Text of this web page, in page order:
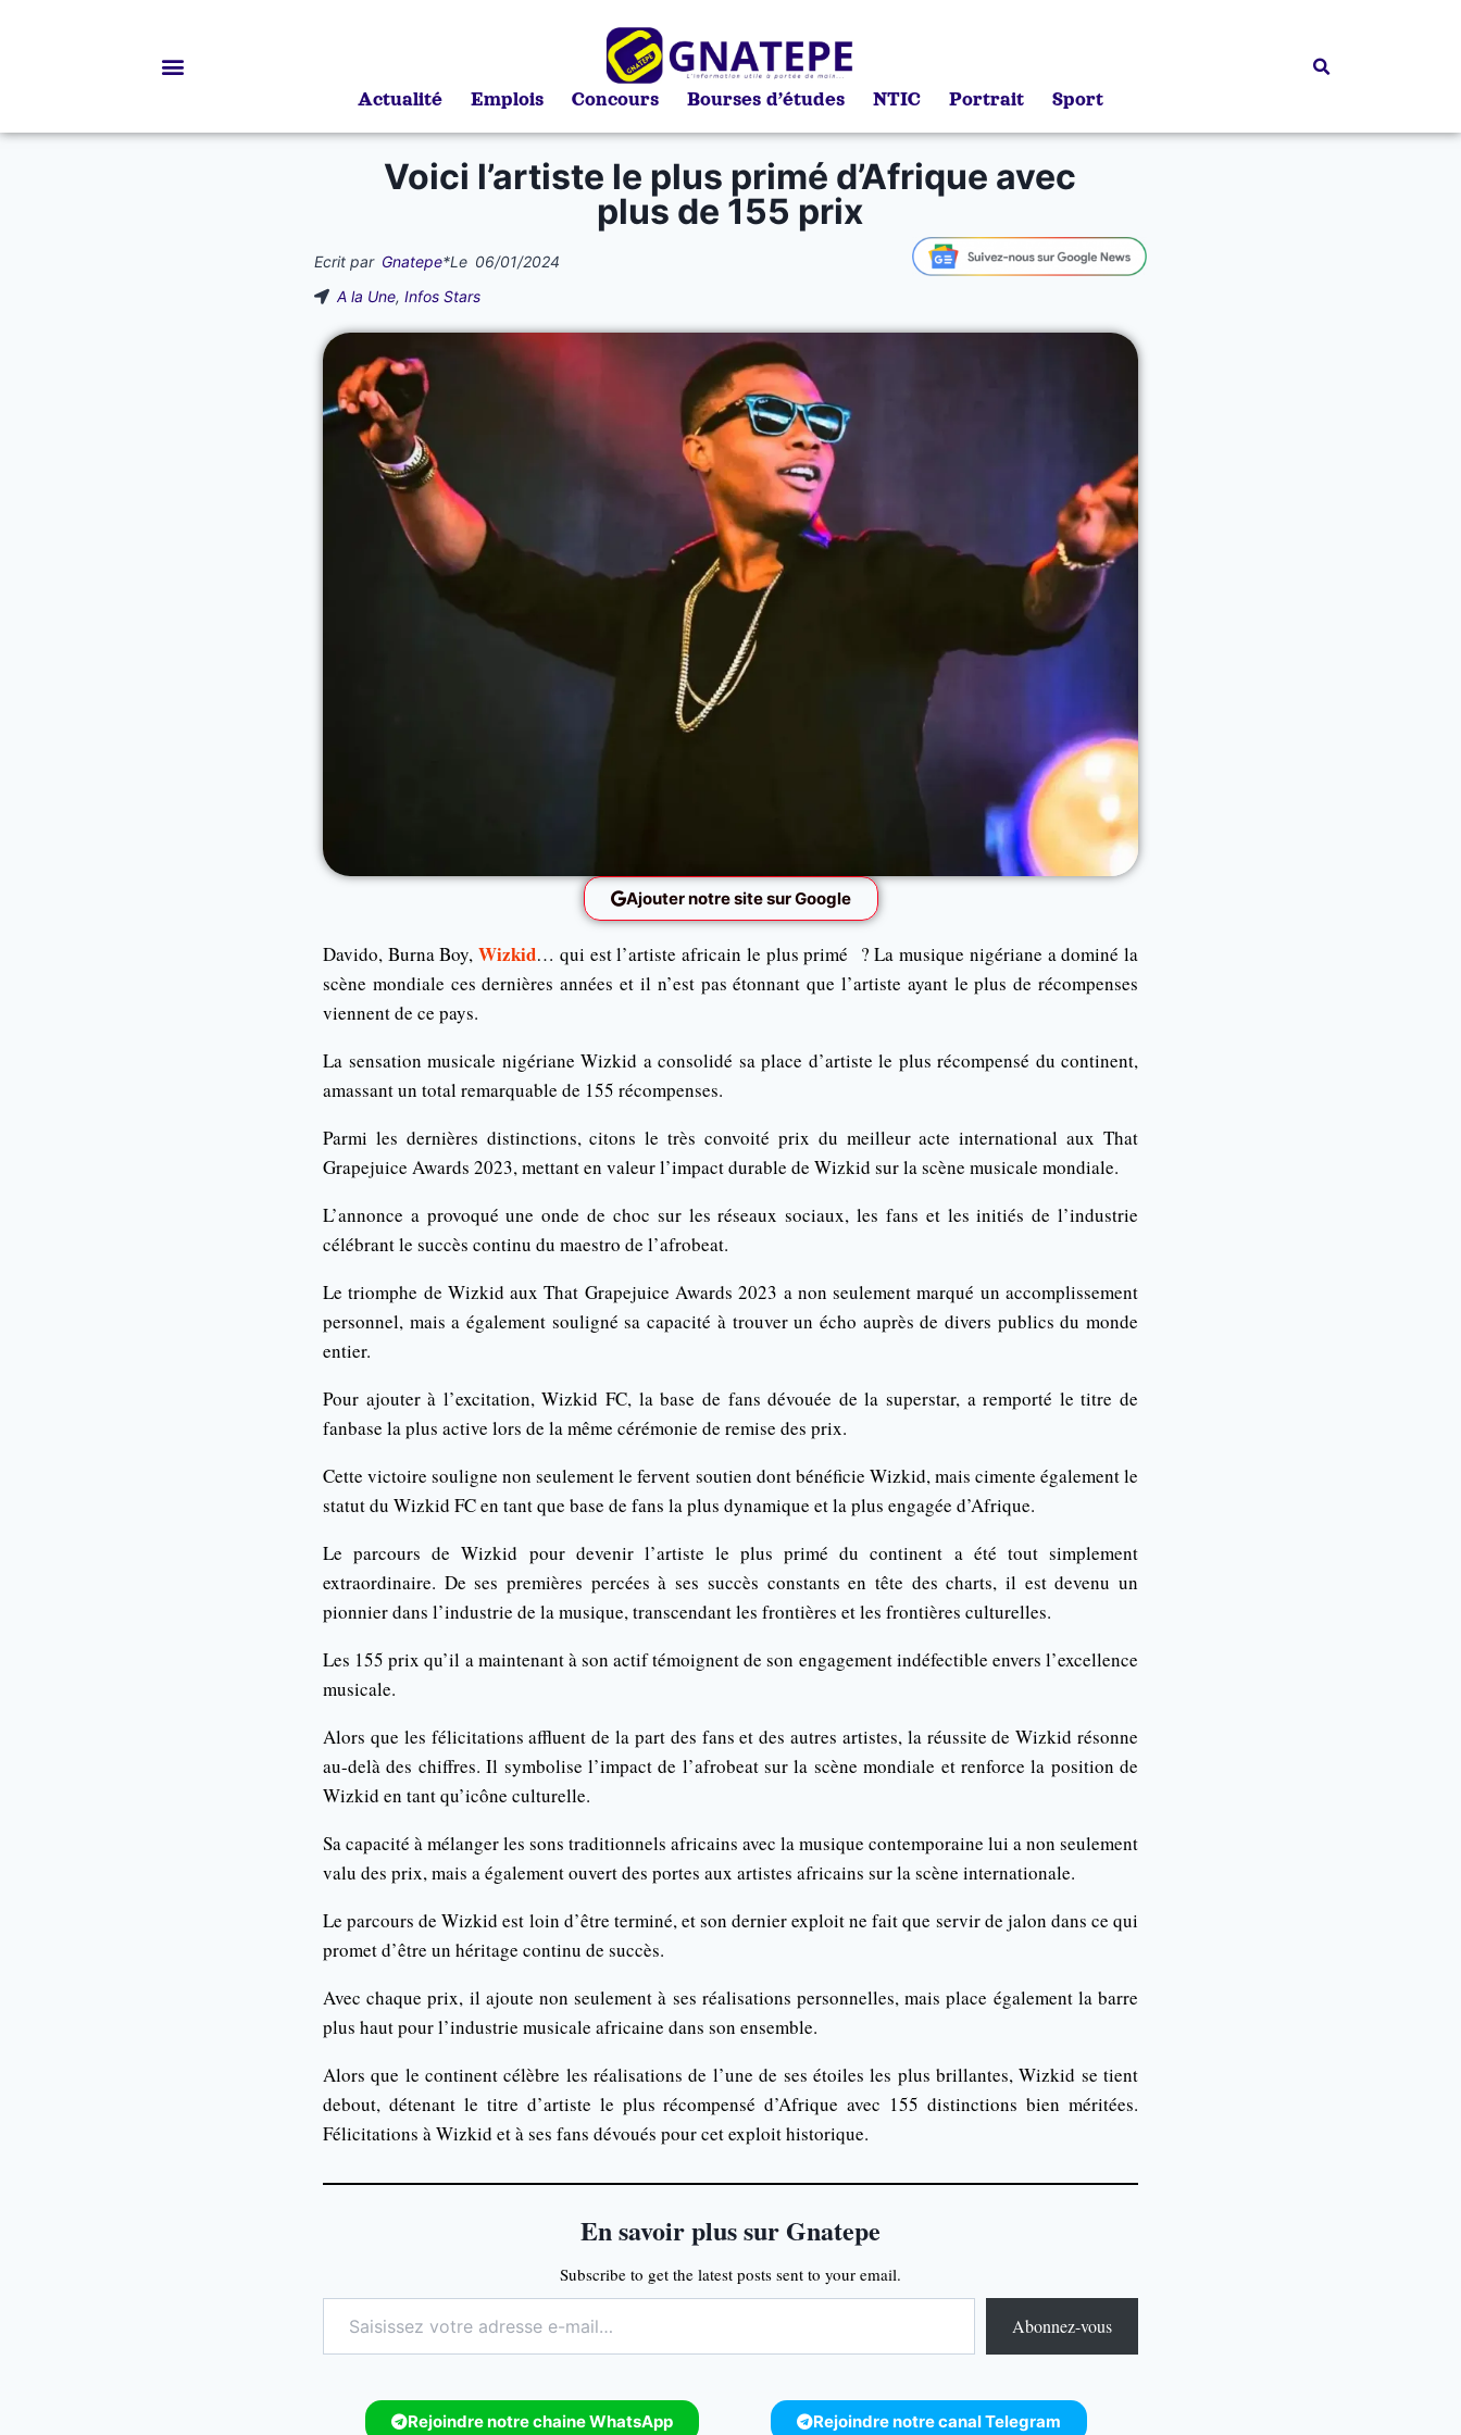
Actualité Emplois Concours Bourses d’études NTIC Portrait Sport
Voici l’artiste le plus primé d’Afrique avec
plus de 155 prix
Ecrit par Gnatepe*Le 06/01/2024
A la Une, Infos Stars
Ajouter notre site sur Google
Davido, Burna Boy,Wizkid… qui est l’artiste africain le plus primé ? La musique nigériane a dominé la
scène mondiale ces dernières années et il n’est pas étonnant que l’artiste ayant le plus de récompenses
viennent de ce pays.
La sensation musicale nigériane Wizkid a consolidé sa place d’artiste le plus récompensé du continent,
amassant un total remarquable de 155 récompenses.
Parmi les dernières distinctions, citons le très convoité prix du meilleur acte international aux That
Grapejuice Awards 2023, mettant en valeur l’impact durable de Wizkid sur la scène musicale mondiale.
L’annonce a provoqué une onde de choc sur les réseaux sociaux, les fans et les initiés de l’industrie
célébrant le succès continu du maestro de l’afrobeat.
Le triomphe de Wizkid aux That Grapejuice Awards 2023 a non seulement marqué un accomplissement
personnel, mais a également souligné sa capacité à trouver un écho auprès de divers publics du monde
entier.
Pour ajouter à l’excitation, Wizkid FC, la base de fans dévouée de la superstar, a remporté le titre de
fanbase la plus active lors de la même cérémonie de remise des prix.
Cette victoire souligne non seulement le fervent soutien dont bénéficie Wizkid, mais cimente également le
statut du Wizkid FC en tant que base de fans la plus dynamique et la plus engagée d’Afrique.
Le parcours de Wizkid pour devenir l’artiste le plus primé du continent a été tout simplement
extraordinaire. De ses premières percées à ses succès constants en tête des charts, il est devenu un
pionnier dans l’industrie de la musique, transcendant les frontières et les frontières culturelles.
Les 155 prix qu’il a maintenant à son actif témoignent de son engagement indéfectible envers l’excellence
musicale.
Alors que les félicitations affluent de la part des fans et des autres artistes, la réussite de Wizkid résonne
au-delà des chiffres. Il symbolise l’impact de l’afrobeat sur la scène mondiale et renforce la position de
Wizkid en tant qu’icône culturelle.
Sa capacité à mélanger les sons traditionnels africains avec la musique contemporaine lui a non seulement
valu des prix, mais a également ouvert des portes aux artistes africains sur la scène internationale.
Le parcours de Wizkid est loin d’être terminé, et son dernier exploit ne fait que servir de jalon dans ce qui
promet d’être un héritage continu de succès.
Avec chaque prix, il ajoute non seulement à ses réalisations personnelles, mais place également la barre
plus haut pour l’industrie musicale africaine dans son ensemble.
Alors que le continent célèbre les réalisations de l’une de ses étoiles les plus brillantes, Wizkid se tient
debout, détenant le titre d’artiste le plus récompensé d’Afrique avec 155 distinctions bien méritées.
Félicitations à Wizkid et à ses fans dévoués pour cet exploit historique.
En savoir plus sur Gnatepe
Subscribe to get the latest posts sent to your email.
Abonnez-vous
Rejoindre notre chaine WhatsApp Rejoindre notre canal Telegram